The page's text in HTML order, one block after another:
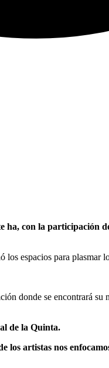
ha, con la
espacios para plasmar
donde se encontrará
de la Quinta.
los artistas nos